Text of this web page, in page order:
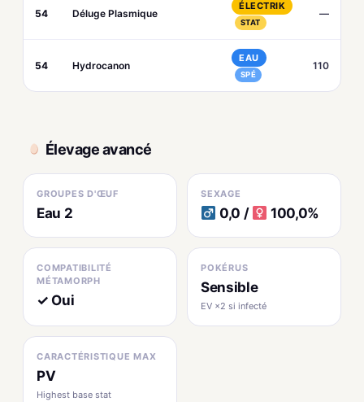
54 Déluge Plasmique
ÉLECTRIK
STAT
—
54 Hydrocanon
EAU
SPÉ
110
Élevage avancé
GROUPES D'ŒUF
Eau 2
SEXAGE
0,0 / 100,0%
COMPATIBILITÉ
MÉTAMORPH
✓ Oui
POKÉRUS
Sensible
EV ×2 si infecté
CARACTÉRISTIQUE MAX
PV
Highest base stat